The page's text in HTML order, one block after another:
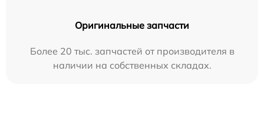
Оригинальные запчасти
Более 20 тыс. запчастей от производителя в
наличии на собственных складах.